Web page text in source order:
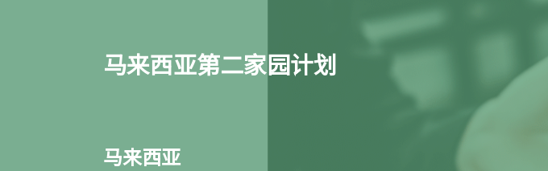
马来西亚第二家园计划
马来西亚